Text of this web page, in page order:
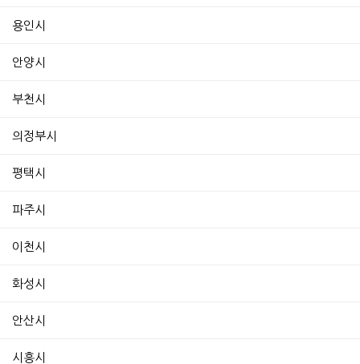
용인시
안양시
부천시
의정부시
평택시
파주시
이천시
화성시
안산시
시흥시